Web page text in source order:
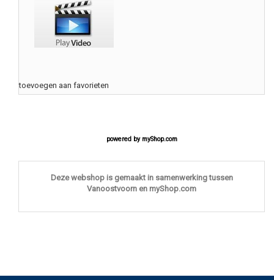
toevoegen aan favorieten
powered by myShop.com
Deze webshop is gemaakt in samenwerking tussen
Vanoostvoorn en myShop.com